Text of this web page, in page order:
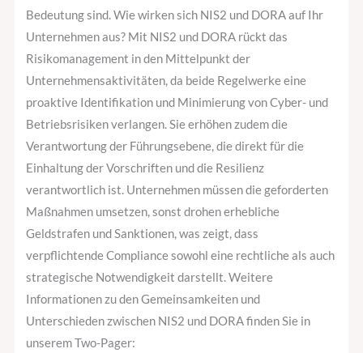
Bedeutung sind. Wie wirken sich NIS2 und DORA auf Ihr
Unternehmen aus? Mit NIS2 und DORA rückt das
Risikomanagement in den Mittelpunkt der
Unternehmensaktivitäten, da beide Regelwerke eine
proaktive Identifikation und Minimierung von Cyber- und
Betriebsrisiken verlangen. Sie erhöhen zudem die
Verantwortung der Führungsebene, die direkt für die
Einhaltung der Vorschriften und die Resilienz
verantwortlich ist. Unternehmen müssen die geforderten
Maßnahmen umsetzen, sonst drohen erhebliche
Geldstrafen und Sanktionen, was zeigt, dass
verpflichtende Compliance sowohl eine rechtliche als auch
strategische Notwendigkeit darstellt. Weitere
Informationen zu den Gemeinsamkeiten und
Unterschieden zwischen NIS2 und DORA finden Sie in
unserem Two-Pager: